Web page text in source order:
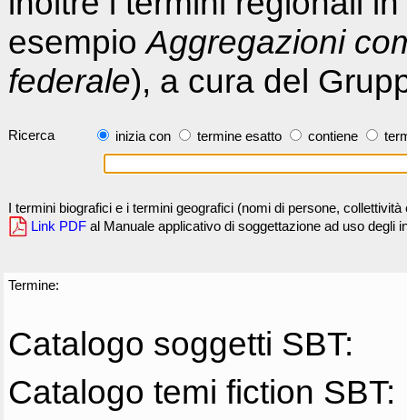
esempioAggregazioni
federale), a cura del
Ricerca inizia con termine esatto contiene
I termini biografici e i termini geografici (nomi di persone,
Link PDF al Manuale applicativo di soggettazione ad uso degli
Termine:
Catalogo soggetti SBT:
Catalogo temi fiction SBT: